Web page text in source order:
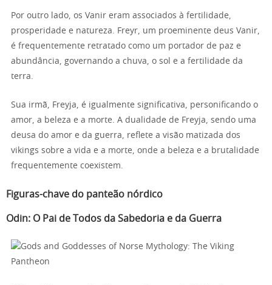
Por outro lado, os Vanir eram associados à fertilidade,
prosperidade e natureza. Freyr, um proeminente deus Vanir,
é frequentemente retratado como um portador de paz e
abundância, governando a chuva, o sol e a fertilidade da
terra.
Sua irmã, Freyja, é igualmente significativa, personificando o
amor, a beleza e a morte. A dualidade de Freyja, sendo uma
deusa do amor e da guerra, reflete a visão matizada dos
vikings sobre a vida e a morte, onde a beleza e a brutalidade
frequentemente coexistem.
Figuras-chave do panteão nórdico
Odin: O Pai de Todos da Sabedoria e da Guerra